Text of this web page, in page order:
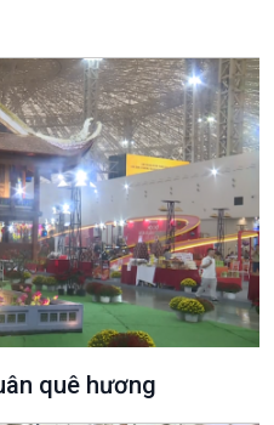
Góc nhìn VOV1
Bình luận
10 phút Sự kiện - Luận bàn
Câu chuyện thời sự
Dòng chảy sự kiện
quê hương